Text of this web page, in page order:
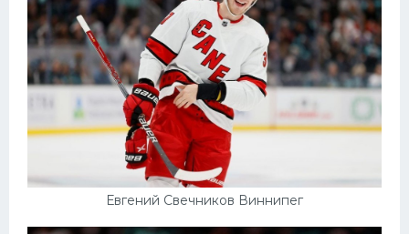
Евгений Свечников Виннипег